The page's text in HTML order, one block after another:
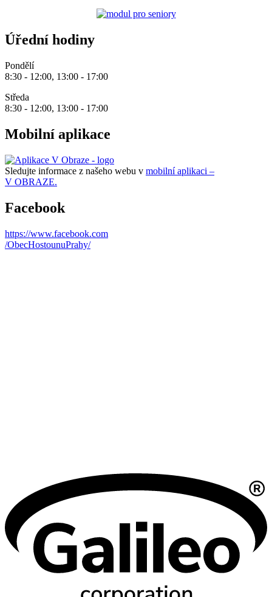
Úřední hodiny
Pondělí
8:30 - 12:00, 13:00 - 17:00
Středa
8:30 - 12:00, 13:00 - 17:00
Mobilní aplikace
Sledujte informace z našeho webu v mobilní aplikaci –
V OBRAZE.
Facebook
https://www.facebook.com
/ObecHostounuPrahy/